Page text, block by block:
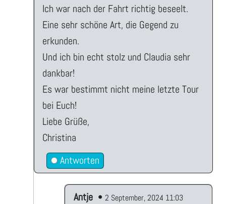
Ich war nach der Fahrt richtig beseelt.
Eine sehr schöne Art, die Gegend zu
erkunden.
Und ich bin echt stolz und Claudia sehr
dankbar!
Es war bestimmt nicht meine letzte Tour
bei Euch!
Liebe Grüße,
Christina
Antworten
Antje • 2 September, 2024 11:03